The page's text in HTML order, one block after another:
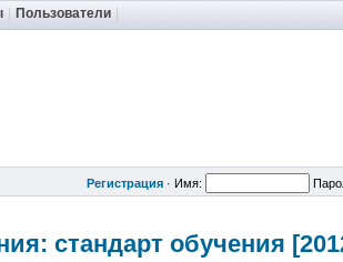
Пользователи
Регистрация · Имя:
стандарт обучения